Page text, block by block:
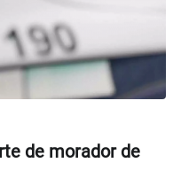
de morador de